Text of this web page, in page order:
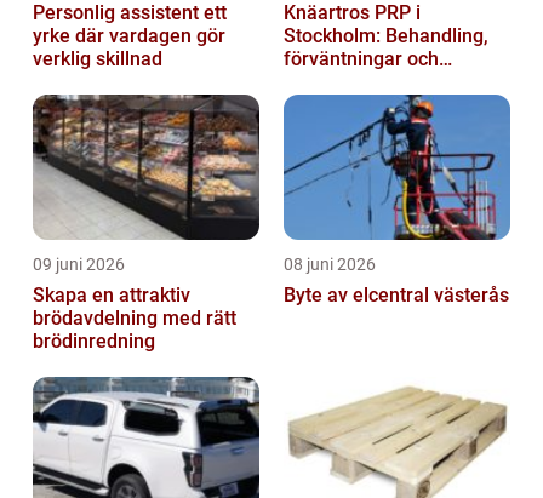
Personlig assistent ett
yrke där vardagen gör
verklig skillnad
Knäartros PRP i
Stockholm: Behandling,
förväntningar och
09 juni 2026
Skapa en attraktiv
brödavdelning med rätt
brödinredning
08 juni 2026
Byte av elcentral västerås